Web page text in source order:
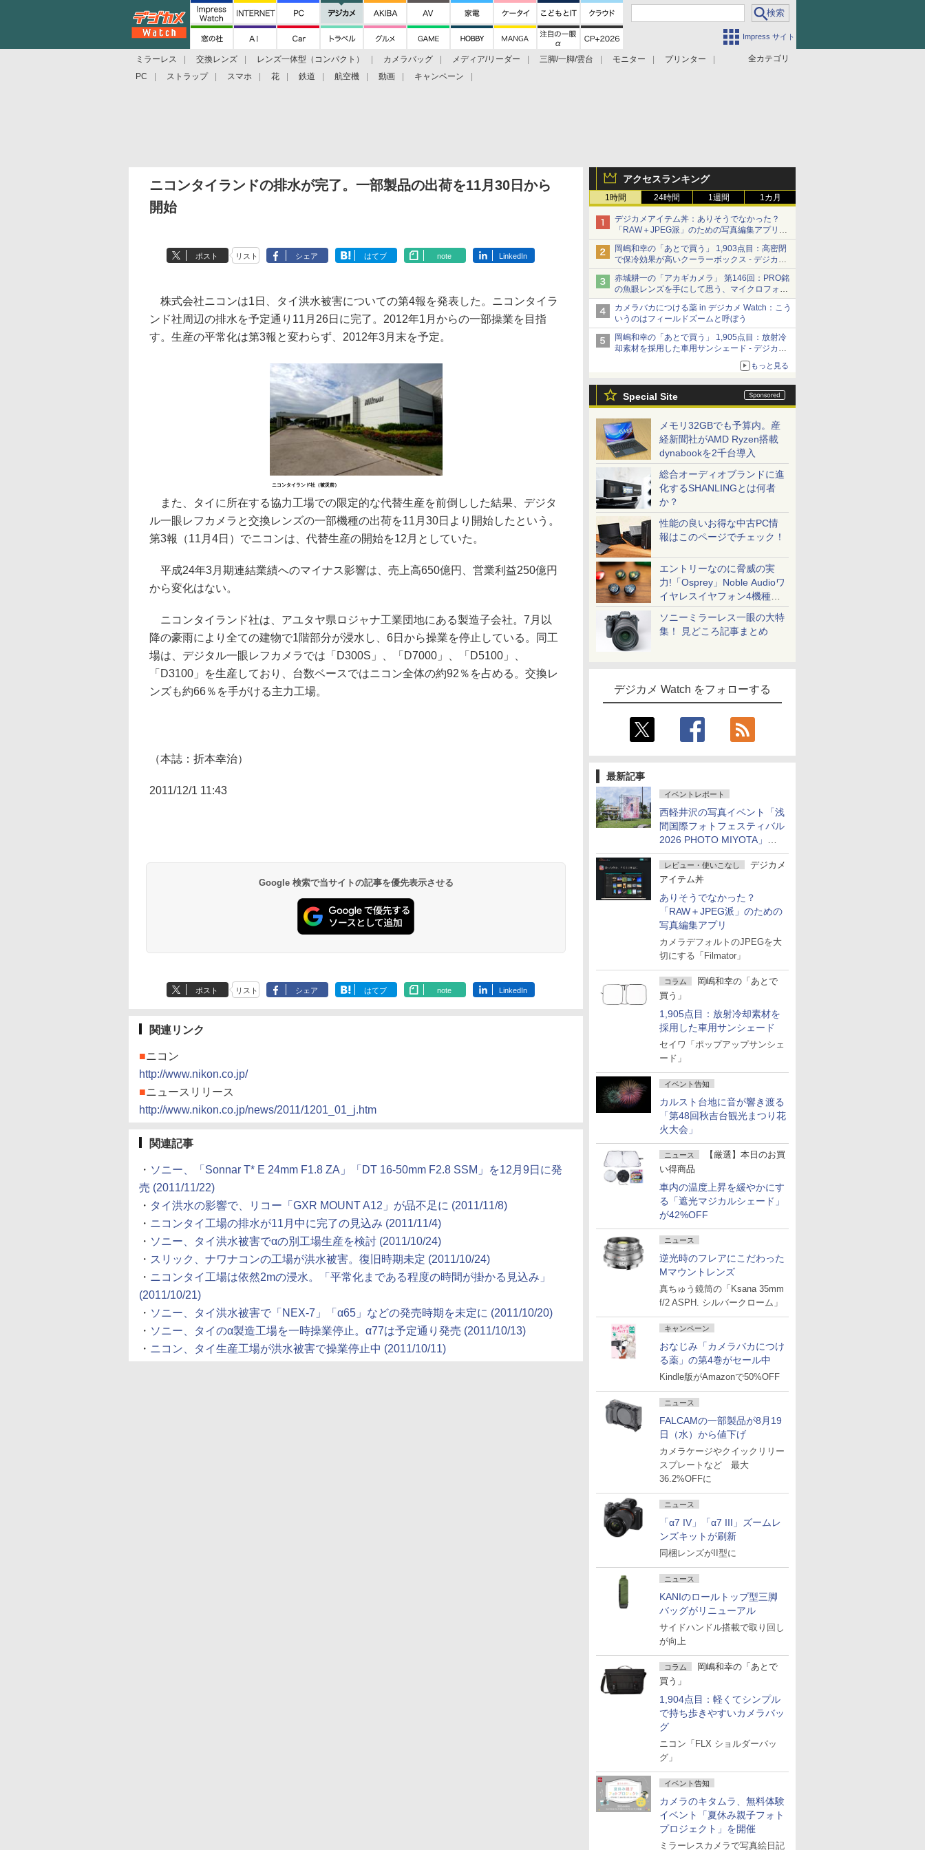
Impress サイト
全カテゴリ
ミラーレス 交換レンズ レンズ一体型（コンパクト） カメラバッグ メディア/リーダー 三脚/一脚/雲台 モニター
プリンター
PC
ストラップ スマホ 花 鉄道 航空機 動画 キャンペーン
アクセスランキング
1時間 24時間 1週間 1カ月
デジカメアイテム丼：ありそうでなかった？
「RAW＋JPEG派」のための写真編集アプリ
カメラデフォルトのJPEGを大切にする
「Filmator」
岡嶋和幸の「あとで買う」 1,903点目：高密閉
で保冷効果が高いクーラーボックス - デジカメ
Watch
赤城耕一の「アカギカメラ」 第146回：PRO銘
の魚眼レンズを手にして思う、マイクロフォー
サーズへの期待と可能性
カメラバカにつける薬 in デジカメ Watch：こう
いうのはフィールドズームと呼ぼう
岡嶋和幸の「あとで買う」 1,905点目：放射冷
却素材を採用した車用サンシェード - デジカメ
もっと見る
Special Site
メモリ32GBでも予算内。産
経新聞社がAMD Ryzen搭載
dynabookを2千台導入
総合オーディオブランドに進
化するSHANLINGとは何者
か？
性能の良いお得な中古PC情
報はこのページでチェック！
エントリーなのに脅威の実
力!「Osprey」Noble Audioワ
イヤレスイヤフォン4機種を
一気に聴く
ソニーミラーレス一眼の大特
集！ 見どころ記事まとめ
デジカメ Watch をフォローする
最新記事
イベントレポート
西軽井沢の写真イベント「浅
間国際フォトフェスティバル
2026 PHOTO MIYOTA」が
開幕
レビュー・使いこなし
デジカメ
アイテム丼
ありそうでなかった？
「RAW＋JPEG派」のための
写真編集アプリ
カメラデフォルトのJPEGを大
切にする「Filmator」
コラム
岡嶋和幸の「あとで
買う」
1,905点目：放射冷却素材を
採用した車用サンシェード
セイワ「ポップアップサンシェ
ード」
イベント告知
カルスト台地に音が響き渡る
「第48回秋吉台観光まつり花
火大会」
ニュース
【厳選】本日のお買
い得商品
車内の温度上昇を緩やかにす
る「遮光マジカルシェード」
が42%OFF
ニュース
逆光時のフレアにこだわった
Mマウントレンズ
真ちゅう鏡筒の「Ksana 35mm
f/2 ASPH. シルバークローム」
キャンペーン
おなじみ「カメラバカにつけ
る薬」の第4巻がセール中
Kindle版がAmazonで50%OFF
ニュース
FALCAMの一部製品が8月19
日（水）から値下げ
カメラケージやクイックリリー
スプレートなど 最大
36.2%OFFに
ニュース
「α7 IV」「α7 III」ズームレ
ンズキットが刷新
同梱レンズがII型に
ニュース
KANIのロールトップ型三脚
バッグがリニューアル
サイドハンドル搭載で取り回し
が向上
コラム
岡嶋和幸の「あとで
買う」
1,904点目：軽くてシンプル
で持ち歩きやすいカメラバッ
グ
ニコン「FLX ショルダーバッ
グ」
イベント告知
カメラのキタムラ、無料体験
イベント「夏休み親子フォト
プロジェクト」を開催
ミラーレスカメラで写真絵日記
ニコンタイランドの排水が完了。一部製品の出荷を11月30日から
開始
ポスト リスト シェア はてブ note LinkedIn
株式会社ニコンは1日、タイ洪水被害についての第4報を発表した。ニコンタイラ
ンド社周辺の排水を予定通り11月26日に完了。2012年1月からの一部操業を目指
す。生産の平常化は第3報と変わらず、2012年3月末を予定。
ニコンタイランド社（被災前）
また、タイに所在する協力工場での限定的な代替生産を前倒しした結果、デジタ
ル一眼レフカメラと交換レンズの一部機種の出荷を11月30日より開始したという。
第3報（11月4日）でニコンは、代替生産の開始を12月としていた。
平成24年3月期連結業績へのマイナス影響は、売上高650億円、営業利益250億円
から変化はない。
ニコンタイランド社は、アユタヤ県ロジャナ工業団地にある製造子会社。7月以
降の豪雨により全ての建物で1階部分が浸水し、6日から操業を停止している。同工
場は、デジタル一眼レフカメラでは「D300S」、「D7000」、「D5100」、
「D3100」を生産しており、台数ベースではニコン全体の約92％を占める。交換レ
ンズも約66％を手がける主力工場。
（本誌：折本幸治）
2011/12/1 11:43
Google 検索で当サイトの記事を優先表示させる
ポスト リスト シェア はてブ note LinkedIn
関連リンク
■ニコン
http://www.nikon.co.jp/
■ニュースリリース
http://www.nikon.co.jp/news/2011/1201_01_j.htm
関連記事
・ ソニー、「Sonnar T* E 24mm F1.8 ZA」「DT 16-50mm F2.8 SSM」を12月9日に発
売 (2011/11/22)
・ タイ洪水の影響で、リコー「GXR MOUNT A12」が品不足に (2011/11/8)
・ ニコンタイ工場の排水が11月中に完了の見込み (2011/11/4)
・ ソニー、タイ洪水被害でαの別工場生産を検討 (2011/10/24)
・ スリック、ナワナコンの工場が洪水被害。復旧時期未定 (2011/10/24)
・ ニコンタイ工場は依然2mの浸水。「平常化まである程度の時間が掛かる見込み」
(2011/10/21)
・ ソニー、タイ洪水被害で「NEX-7」「α65」などの発売時期を未定に (2011/10/20)
・ ソニー、タイのα製造工場を一時操業停止。α77は予定通り発売 (2011/10/13)
・ ニコン、タイ生産工場が洪水被害で操業停止中 (2011/10/11)